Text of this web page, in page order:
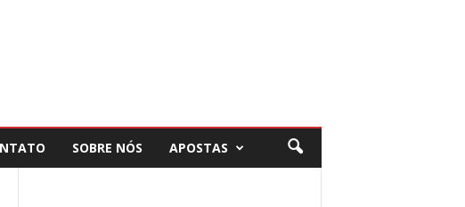
SOBRE NÓS APOSTAS